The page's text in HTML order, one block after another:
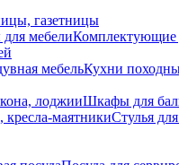
газетницы
мебелиКомплектующие
мебельКухни
лоджииШкафы для
кресла-маятникиСтулья